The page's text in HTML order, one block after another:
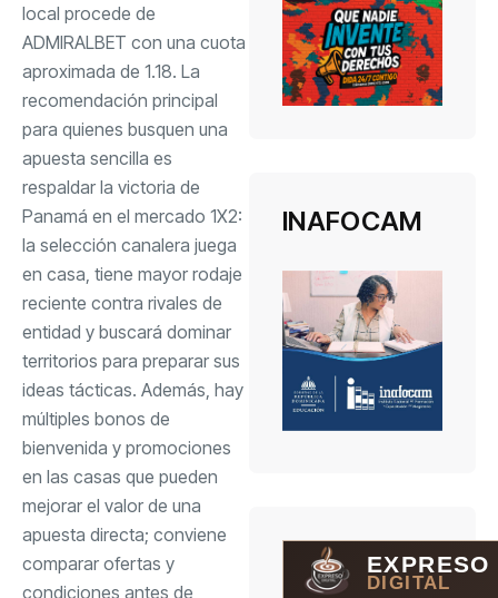
local procede de
ADMIRALBET con una cuota
aproximada de 1.18. La
recomendación principal
para quienes busquen una
apuesta sencilla es
respaldar la victoria de
Panamá en el mercado 1X2:
la selección canalera juega
en casa, tiene mayor rodaje
reciente contra rivales de
entidad y buscará dominar
territorios para preparar sus
ideas tácticas. Además, hay
múltiples bonos de
bienvenida y promociones
en las casas que pueden
mejorar el valor de una
apuesta directa; conviene
comparar ofertas y
condiciones antes de
INAFOCAM
EXPRESO
DIGITAL